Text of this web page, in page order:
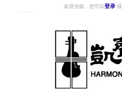
欢迎光临，您可以登录 或